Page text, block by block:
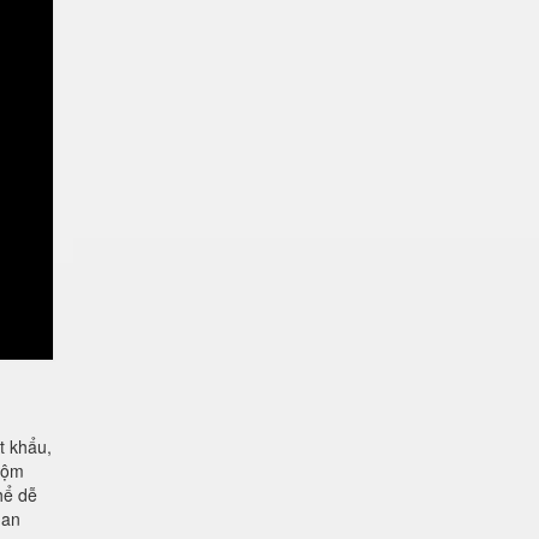
khẩu,
dễ